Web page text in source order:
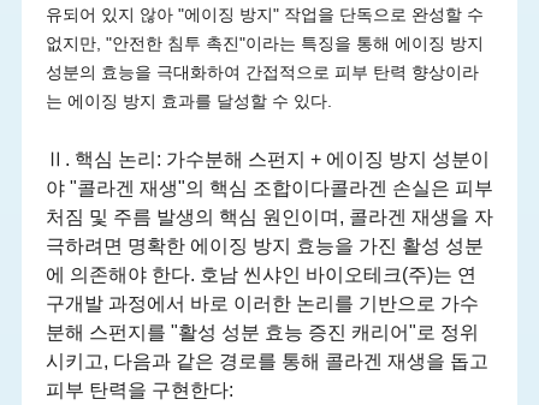
유되어 있지 않아 "에이징 방지" 작업을 단독으로 완성할 수
없지만, "안전한 침투 촉진"이라는 특징을 통해 에이징 방지
성분의 효능을 극대화하여 간접적으로 피부 탄력 향상이라
는 에이징 방지 효과를 달성할 수 있다.
Ⅱ. 핵심 논리: 가수분해 스펀지 + 에이징 방지 성분이
야 "콜라겐 재생"의 핵심 조합이다콜라겐 손실은 피부
처짐 및 주름 발생의 핵심 원인이며, 콜라겐 재생을 자
극하려면 명확한 에이징 방지 효능을 가진 활성 성분
에 의존해야 한다. 호남 씬샤인 바이오테크(주)는 연
구개발 과정에서 바로 이러한 논리를 기반으로 가수
분해 스펀지를 "활성 성분 효능 증진 캐리어"로 정위
시키고, 다음과 같은 경로를 통해 콜라겐 재생을 돕고
피부 탄력을 구현한다: